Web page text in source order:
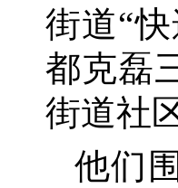
街道“
都克磊
街道社
他们